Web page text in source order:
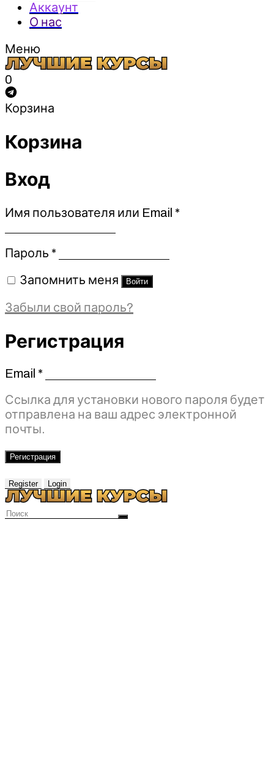
Аккаунт
О нас
Меню
0
Корзина
Корзина
Вход
Имя пользователя или Email *Обязательно
Пароль *Обязательно
Запомнить меня Войти
Забыли свой пароль?
Регистрация
Email *Обязательно
Ссылка для установки нового пароля будет
отправлена ​​на ваш адрес электронной
почты.
Регистрация
Register Login